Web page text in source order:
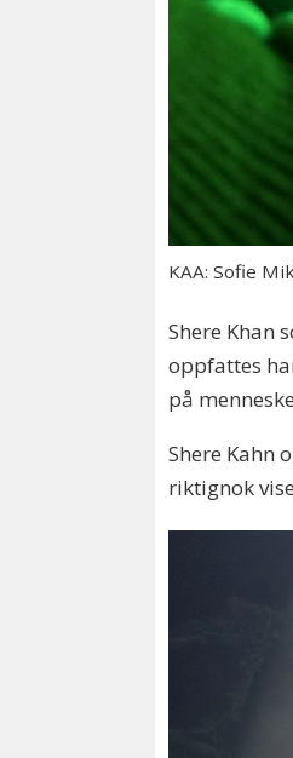
KAA: Sofie
Shere Khan
oppfattes
på
Shere Kahn
riktignok